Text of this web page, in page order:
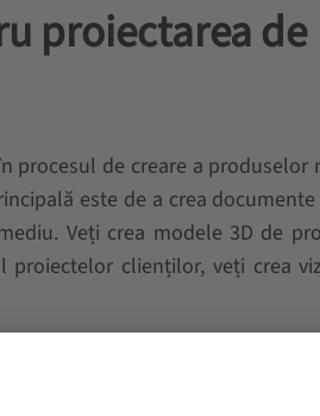
proiectarea de
procesul de creare a produselor
este de a crea
Veți crea modele 3D de
clienților, veți crea